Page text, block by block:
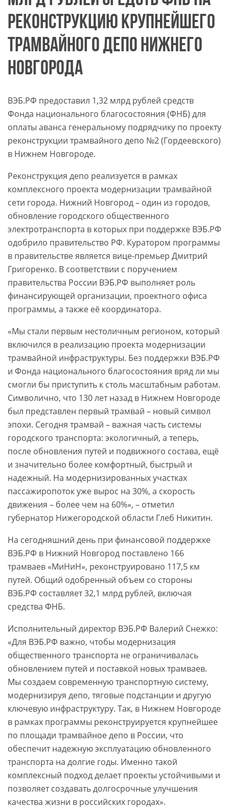
РЕКОНСТРУКЦИЮ КРУПНЕЙШЕГО
ТРАМВАЙНОГО ДЕПО НИЖНЕГО
НОВГОРОДА
ВЭБ.РФ предоставил 1,32 млрд рублей средств
Фонда национального благосостояния (ФНБ) для
оплаты аванса генеральному подрядчику по проекту
реконструкции трамвайного депо №2 (Гордеевского)
в Нижнем Новгороде.
Реконструкция депо реализуется в рамках
комплексного проекта модернизации трамвайной
сети города. Нижний Новгород – один из городов,
обновление городского общественного
электротранспорта в которых при поддержке ВЭБ.РФ
одобрило правительство РФ. Куратором программы
в правительстве является вице-премьер Дмитрий
Григоренко. В соответствии с поручением
правительства России ВЭБ.РФ выполняет роль
финансирующей организации, проектного офиса
программы, а также её координатора.
«Мы стали первым нестоличным регионом, который
включился в реализацию проекта модернизации
трамвайной инфраструктуры. Без поддержки ВЭБ.РФ
и Фонда национального благосостояния вряд ли мы
смогли бы приступить к столь масштабным работам.
Символично, что 130 лет назад в Нижнем Новгороде
был представлен первый трамвай – новый символ
эпохи. Сегодня трамвай – важная часть системы
городского транспорта: экологичный, а теперь,
после обновления путей и подвижного состава, ещё
и значительно более комфортный, быстрый и
надежный. На модернизированных участках
пассажиропоток уже вырос на 30%, а скорость
движения – более чем на 60%», – отметил
губернатор Нижегородской области Глеб Никитин.
На сегодняшний день при финансовой поддержке
ВЭБ.РФ в Нижний Новгород поставлено 166
трамваев «МиНиН», реконструировано 117,5 км
путей. Общий одобренный объем со стороны
ВЭБ.РФ составляет 32,1 млрд рублей, включая
средства ФНБ.
Исполнительный директор ВЭБ.РФ Валерий Снежко:
«Для ВЭБ.РФ важно, чтобы модернизация
общественного транспорта не ограничивалась
обновлением путей и поставкой новых трамваев.
Мы создаем современную транспортную систему,
модернизируя депо, тяговые подстанции и другую
ключевую инфраструктуру. Так, в Нижнем Новгороде
в рамках программы реконструируется крупнейшее
по площади трамвайное депо в России, что
обеспечит надежную эксплуатацию обновленного
транспорта на долгие годы. Именно такой
комплексный подход делает проекты устойчивыми и
позволяет создавать долгосрочные улучшения
качества жизни в российских городах».